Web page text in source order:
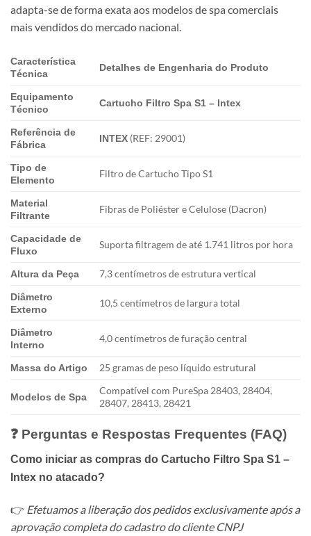
adapta-se de forma exata aos modelos de spa comerciais
mais vendidos do mercado nacional.
Característica
Técnica
Detalhes de Engenharia do Produto
Equipamento
Técnico
Cartucho Filtro Spa S1 – Intex
Referência de
Fábrica
INTEX (REF: 29001)
Tipo de
Elemento
Filtro de Cartucho Tipo S1
Material
Filtrante
Fibras de Poliéster e Celulose (Dacron)
Capacidade de
Fluxo
Suporta filtragem de até 1.741 litros por hora
Altura da Peça 7,3 centímetros de estrutura vertical
Diâmetro
Externo
10,5 centímetros de largura total
Diâmetro
Interno
4,0 centímetros de furação central
Massa do Artigo 25 gramas de peso líquido estrutural
Modelos de Spa
Compatível com PureSpa 28403, 28404,
28407, 28413, 28421
❓ Perguntas e Respostas Frequentes (FAQ)
Como iniciar as compras do Cartucho Filtro Spa S1 –
Intex no atacado?
👉 Efetuamos a liberação dos pedidos exclusivamente após a
aprovação completa do cadastro do cliente CNPJ